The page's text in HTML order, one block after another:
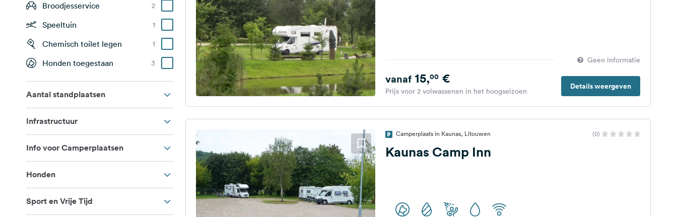
Broodjesservice 2
Speeltuin 1
Chemisch toilet legen 1
Honden toegestaan 3
Aantal standplaatsen
Infrastructuur
Info voor Camperplaatsen
Honden
Sport en Vrije Tijd
Geen informatie
Details weergeven
vanaf15,00€
Prijs voor 2 volwassenen in het hoogseizoen
Camperplaats in Kaunas, Litouwen (0)
Kaunas Camp Inn